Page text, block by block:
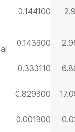
0.144100
0.143600
0.333110
0.829300
0.001800